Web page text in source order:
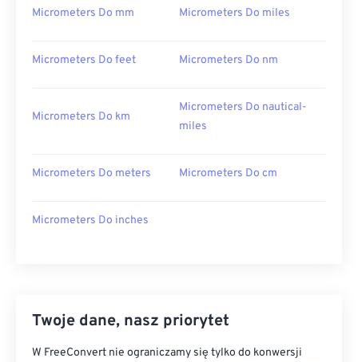
Micrometers Do mm Micrometers Do miles
Micrometers Do feet Micrometers Do nm
Micrometers Do km
Micrometers Do nautical-
miles
Micrometers Do meters Micrometers Do cm
Micrometers Do inches
Twoje dane, nasz priorytet
W FreeConvert nie ograniczamy się tylko do konwersji